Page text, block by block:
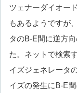
ツェナーダイオー
もあるようですが
タのB-E間に逆方
た。ネットで検索
イズジェネレータ
イズの発生にB-E